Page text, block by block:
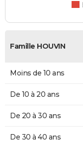
Famille HOUVIN
Moins de 10 ans
De 10 à 20 ans
De 20 à 30 ans
De 30 à 40 ans